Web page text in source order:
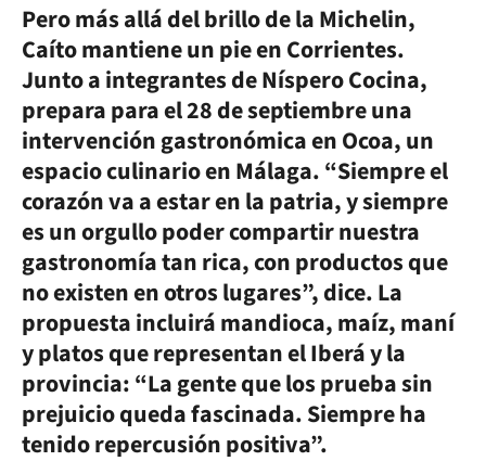
Pero más allá del brillo de la Michelin,
Caíto mantiene un pie en Corrientes.
Junto a integrantes de Níspero Cocina,
prepara para el 28 de septiembre una
intervención gastronómica en Ocoa, un
espacio culinario en Málaga. “Siempre el
corazón va a estar en la patria, y siempre
es un orgullo poder compartir nuestra
gastronomía tan rica, con productos que
no existen en otros lugares”, dice. La
propuesta incluirá mandioca, maíz, maní
y platos que representan el Iberá y la
provincia: “La gente que los prueba sin
prejuicio queda fascinada. Siempre ha
tenido repercusión positiva”.